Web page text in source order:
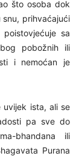
što osoba dok
snu, prihvaćajući
sa
pobožnih ili
i nemoćan je
uvijek ista, ali se
pa sve do
bhandana ili
Purana